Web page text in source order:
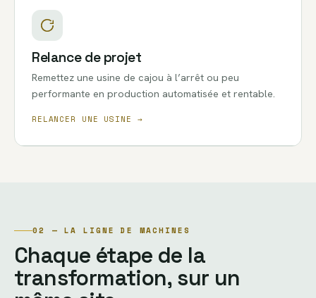
Relance de projet
Remettez une usine de cajou à l’arrêt ou peu
performante en production automatisée et rentable.
RELANCER UNE USINE →
02 — LA LIGNE DE MACHINES
Chaque étape de la
transformation, sur un